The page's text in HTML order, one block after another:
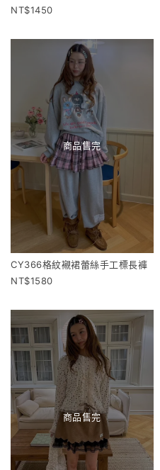
1450
商品售完
CY366格紋襯裙蕾絲手工標長褲
1580
商品售完